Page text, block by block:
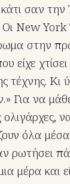
κάτι σαν
Νew York
στην
είχε
τέχνης. Κι
Για να
όλα
ρωτήσει
μέρα και